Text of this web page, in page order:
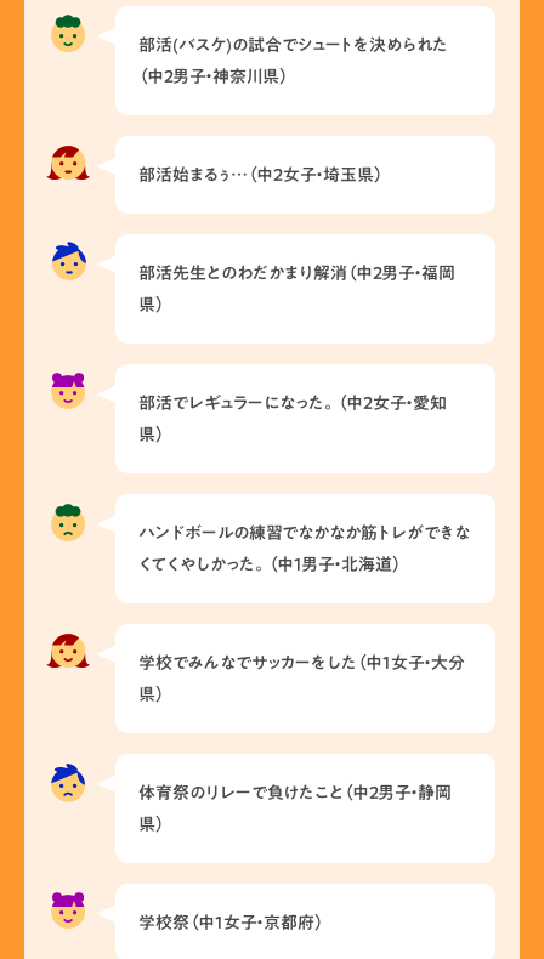
部活(バスケ)の試合でシュートを決められた
（中2男子・神奈川県）
部活始まるぅ…（中2女子・埼玉県）
部活先生とのわだかまり解消（中2男子・福岡
県）
部活でレギュラーになった。（中2女子・愛知
県）
ハンドボールの練習でなかなか筋トレができな
くてくやしかった。（中1男子・北海道）
学校でみんなでサッカーをした（中1女子・大分
県）
体育祭のリレーで負けたこと（中2男子・静岡
県）
学校祭（中1女子・京都府）